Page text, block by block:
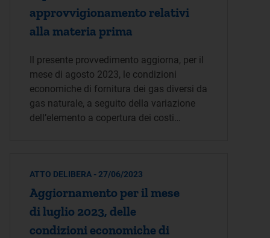
approvvigionamento relativi
alla materia prima
Il presente provvedimento aggiorna, per il
mese di agosto 2023, le condizioni
economiche di fornitura dei gas diversi da
gas naturale, a seguito della variazione
dell’elemento a copertura dei costi…
ATTO DELIBERA - 27/06/2023
Aggiornamento per il mese
di luglio 2023, delle
condizioni economiche di